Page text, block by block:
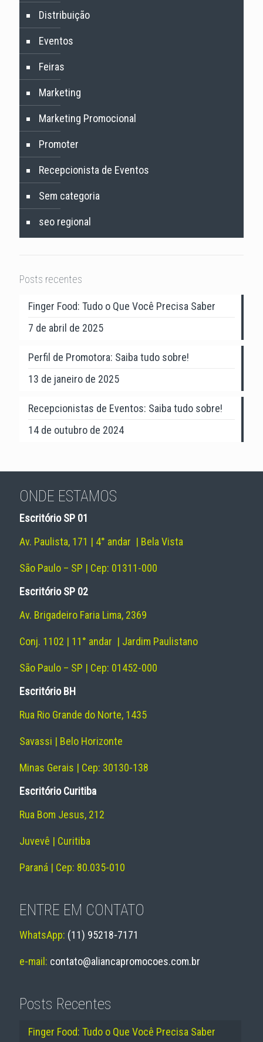
Distribuição
Eventos
Feiras
Marketing
Marketing Promocional
Promoter
Recepcionista de Eventos
Sem categoria
seo regional
Posts recentes
Finger Food: Tudo o Que Você Precisa Saber
7 de abril de 2025
Perfil de Promotora: Saiba tudo sobre!
13 de janeiro de 2025
Recepcionistas de Eventos: Saiba tudo sobre!
14 de outubro de 2024
ONDE ESTAMOS
Escritório SP 01
Av. Paulista, 171 | 4° andar | Bela Vista
São Paulo – SP | Cep: 01311-000
Escritório SP 02
Av. Brigadeiro Faria Lima, 2369
Conj. 1102 | 11° andar | Jardim Paulistano
São Paulo – SP | Cep: 01452-000
Escritório BH
Rua Rio Grande do Norte, 1435
Savassi | Belo Horizonte
Minas Gerais | Cep: 30130-138
Escritório Curitiba
Rua Bom Jesus, 212
Juvevê | Curitiba
Paraná | Cep: 80.035-010
ENTRE EM CONTATO
WhatsApp: (11) 95218-7171
e-mail: contato@aliancapromocoes.com.br
Posts Recentes
Finger Food: Tudo o Que Você Precisa Saber